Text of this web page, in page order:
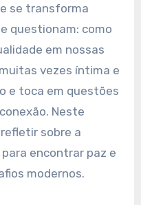
se transforma
questionam: como
em nossas
vezes íntima e
e toca em questões
Neste
sobre a
encontrar paz e
modernos.